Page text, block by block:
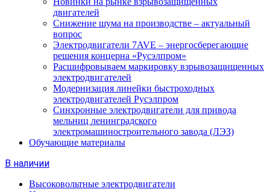
двигателей
Снижение шума на производстве – актуальный
вопрос
Электродвигатели 7AVE – энергосберегающие
решения концерна «Русэлпром»
Расшифровываем маркировку взрывозащищенных
электродвигателей
Модернизация линейки быстроходных
электродвигателей Русэлпром
Синхронные электродвигатели для привода
мельниц ленинградского
электромашиностроительного завода (ЛЭЗ)
Обучающие материалы
В наличии
Высоковольтные электродвигатели